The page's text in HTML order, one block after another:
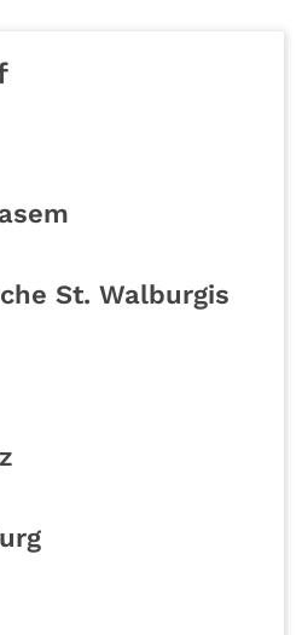
St. Walburgis